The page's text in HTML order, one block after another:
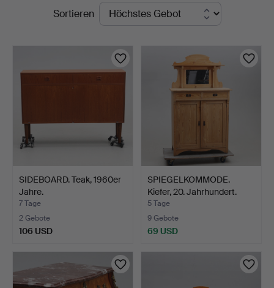
Jönköping
LaufendeSortieren
SIDEBOARD. Teak, 1960er
Jahre.
7 Tage
2 Gebote
106 USD
SPIEGELKOMMODE.
Kiefer, 20. Jahrhundert.
5 Tage
9 Gebote
69 USD